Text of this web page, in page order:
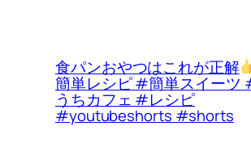
食パンおやつはこれが正解
簡単レシピ #簡単スイーツ
うちカフェ #レシピ
#youtubeshorts #shorts